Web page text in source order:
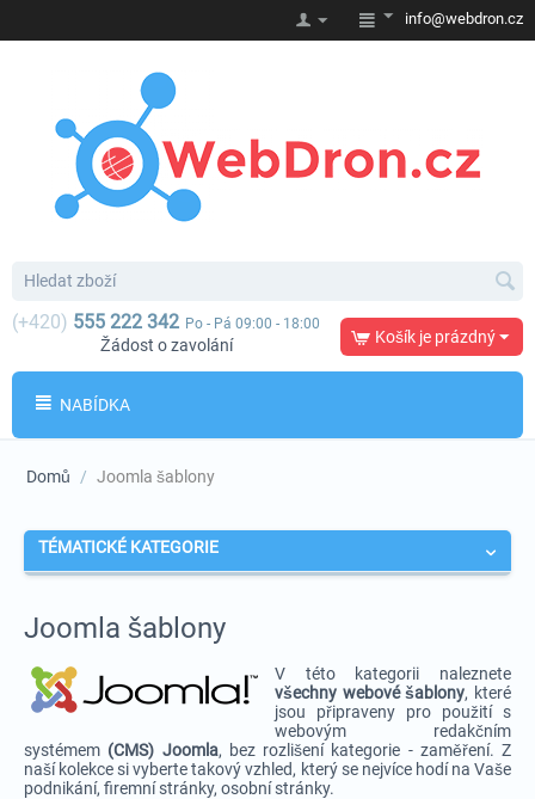
info@webdron.cz
(+420) 555 222 342 Po - Pá 09:00 - 18:00
Žádost o zavolání Košík je prázdný
NABÍDKA
Domů / Joomla šablony
TÉMATICKÉ KATEGORIE
Joomla šablony
V této kategorii naleznete
všechny webové šablony, které
jsou připraveny pro použití s
webovým redakčním
systémem (CMS) Joomla, bez rozlišení kategorie - zaměření. Z
naší kolekce si vyberte takový vzhled, který se nejvíce hodí na Vaše
podnikání, firemní stránky, osobní stránky.